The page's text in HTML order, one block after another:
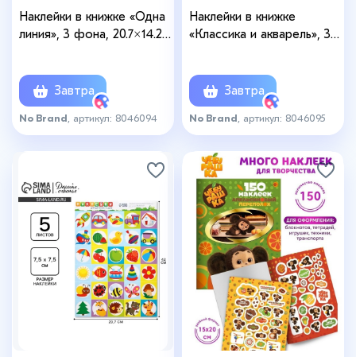
Наклейки в книжке «Одна
линия», 3 фона, 20.7×14.2
Завтра
No Brand , артикул: 8046094
Наклейки в книжке
«Классика и акварель», 3
Завтра
No Brand , артикул: 8046095